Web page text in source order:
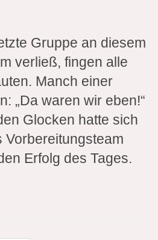
Gruppe an diesem
verließ, fingen alle
Manch einer
„Da waren wir eben!“
Glocken hatte sich
Vorbereitungsteam
Erfolg des Tages.